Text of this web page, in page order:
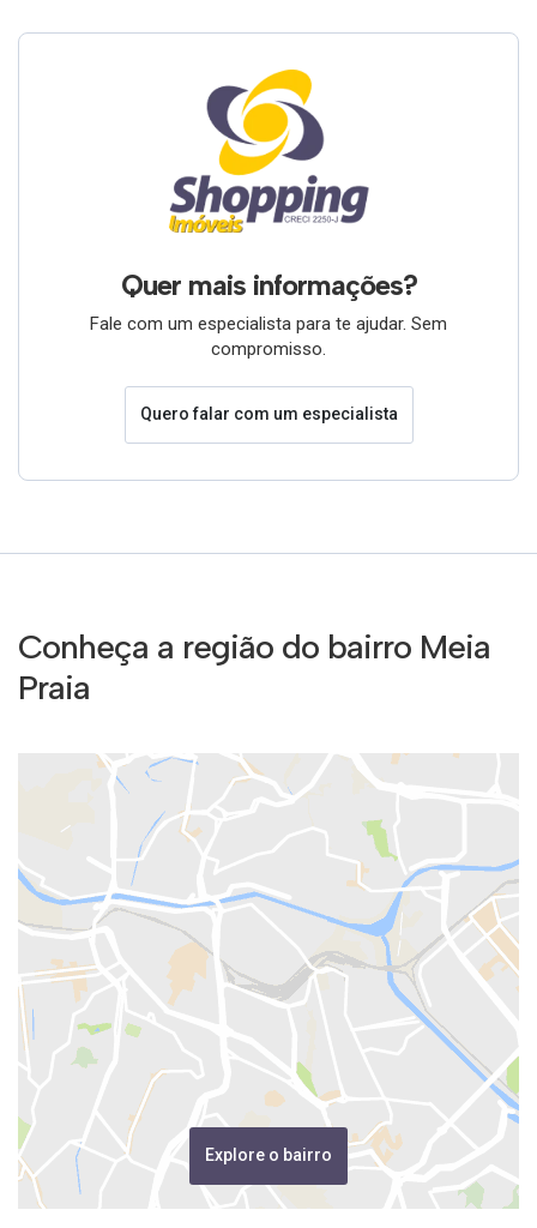
Quer mais informações?
Fale com um especialista para te ajudar. Sem
compromisso.
Quero falar com um especialista
Conheça a região do bairro Meia
Praia
Explore o bairro